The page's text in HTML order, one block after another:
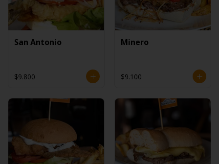
San Antonio
$9.800
Minero
$9.100